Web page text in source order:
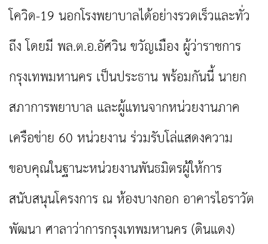
โควิด-19 นอกโรงพยาบาลได้อย่างรวดเร็วและทั่ว
ถึง โดยมี พล.ต.อ.อัศวิน ขวัญเมือง ผู้ว่าราชการ
กรุงเทพมหานคร เป็นประธาน พร้อมกันนี้ นายก
สภาการพยาบาล และผู้แทนจากหน่วยงานภาค
เครือข่าย 60 หน่วยงาน ร่วมรับโล่แสดงความ
ขอบคุณในฐานะหน่วยงานพันธมิตรผู้ให้การ
สนับสนุนโครงการ ณ ห้องบางกอก อาคารไอราวัต
พัฒนา ศาลาว่าการกรุงเทพมหานคร (ดินแดง)